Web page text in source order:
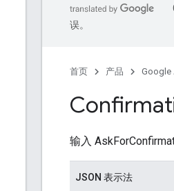
误。
首页 产品 Google
输入
JSON 表示法